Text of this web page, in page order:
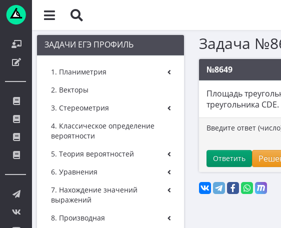
ЗАДАЧИ ЕГЭ ПРОФИЛЬ
1. Планиметрия
2. Векторы
3. Стереометрия
4. Классическое определение
вероятности
5. Теория вероятностей
6. Уравнения
7. Нахождение значений
выражений
8. Производная
Задача
№8649
Площадь
треугольника CDE.
Введите ответ
Ответить